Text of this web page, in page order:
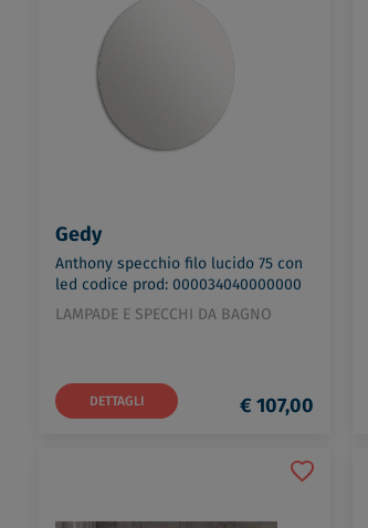
Gedy
Anthony specchio filo lucido 75 con
led codice prod: 000034040000000
LAMPADE E SPECCHI DA BAGNO
DETTAGLI € 107,00